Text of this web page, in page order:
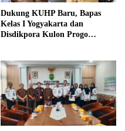
Dukung KUHP Baru, Bapas
Kelas I Yogyakarta dan
Disdikpora Kulon Progo